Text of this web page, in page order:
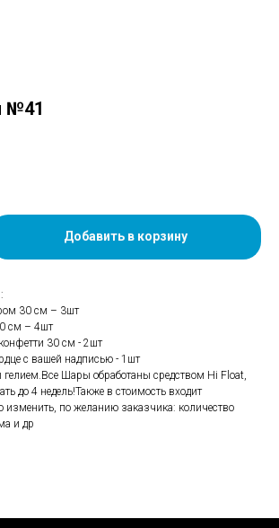
№41
Добавить в корзину
30 см – 3шт
см – 4шт
30 см - 2шт
с вашей надписью - 1шт
Шары обработаны средством Hi Float,
до 4 недель!Также в стоимость входит
изменить, по желанию заказчика: количество
и др